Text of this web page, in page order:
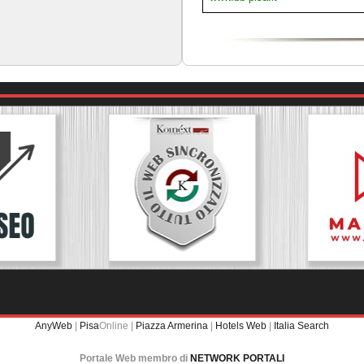
AnyWeb | PisaOnline | Piazza Armerina | Hotels Web | Italia Search
Portale Web membro di NETWORK PORTALI